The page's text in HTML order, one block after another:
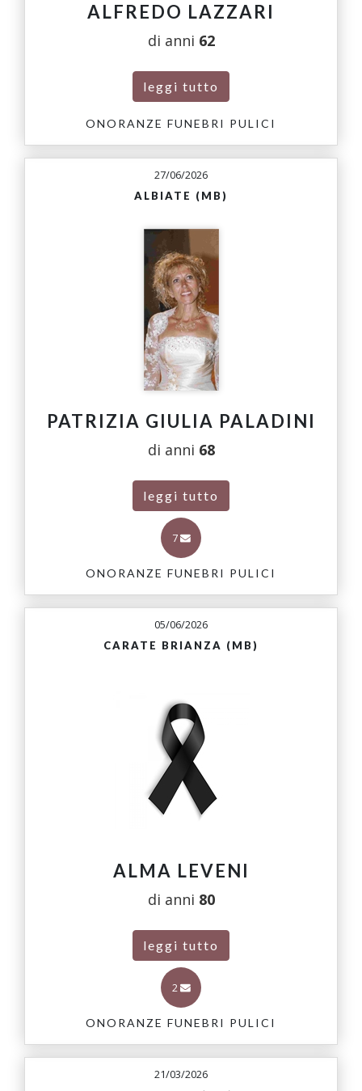
ALFREDO LAZZARI
di anni 62
leggi tutto
ONORANZE FUNEBRI PULICI
27/06/2026
ALBIATE (MB)
PATRIZIA GIULIA PALADINI
di anni 68
leggi tutto
7
ONORANZE FUNEBRI PULICI
05/06/2026
CARATE BRIANZA (MB)
ALMA LEVENI
di anni 80
leggi tutto
2
ONORANZE FUNEBRI PULICI
21/03/2026